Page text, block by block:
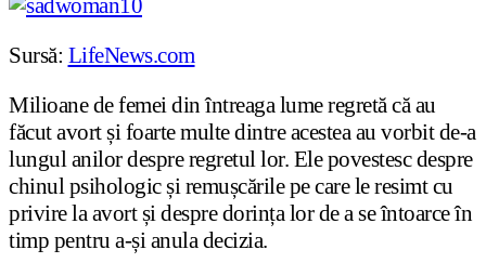
Sursă: LifeNews.com
Milioane de femei din întreaga lume regretă că au
făcut avort și foarte multe dintre acestea au vorbit de-a
lungul anilor despre regretul lor. Ele povestesc despre
chinul psihologic și remușcările pe care le resimt cu
privire la avort și despre dorința lor de a se întoarce în
timp pentru a-și anula decizia.